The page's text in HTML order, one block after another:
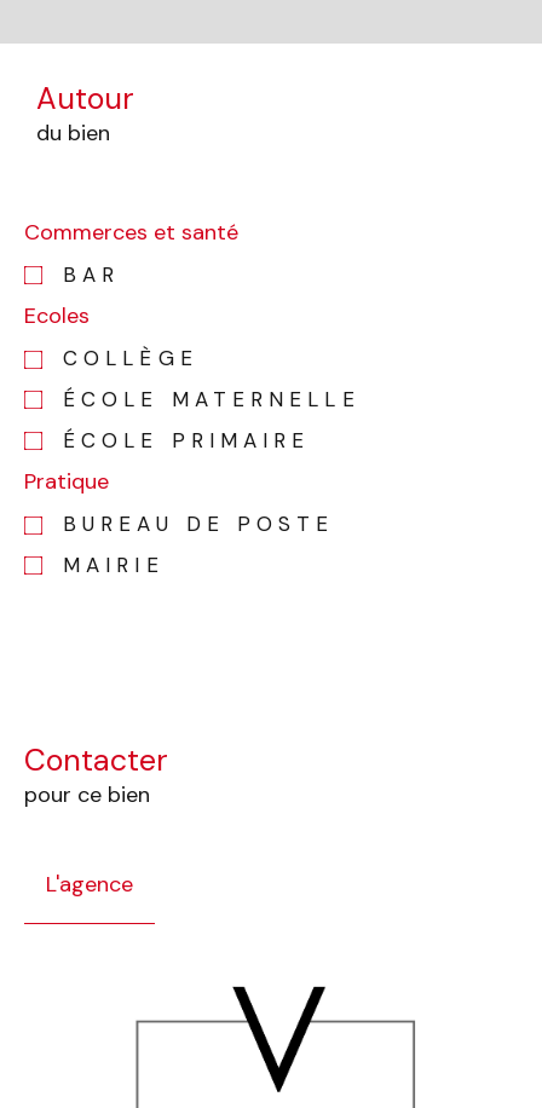
Autour
du bien
Commerces et santé
BAR
Ecoles
COLLÈGE
ÉCOLE MATERNELLE
ÉCOLE PRIMAIRE
Pratique
BUREAU DE POSTE
MAIRIE
Contacter
pour ce bien
L'agence